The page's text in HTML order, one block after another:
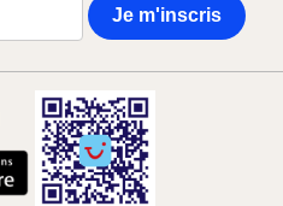
Je m'inscris